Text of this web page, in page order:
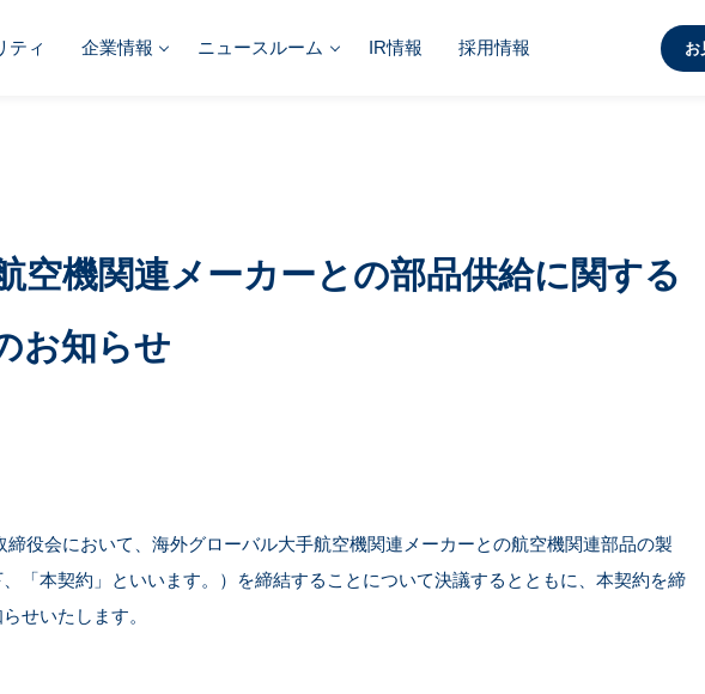
ティ 企業情報 ニュースルーム IR情報 採用情報 お
空機関連メーカーとの部品供給に関する
お知らせ
締役会において、海外グローバル大手航空機関連メーカーとの航空機関連部品の製
「本契約」といいます。）を締結することについて決議するとともに、本契約を締
せいたします。